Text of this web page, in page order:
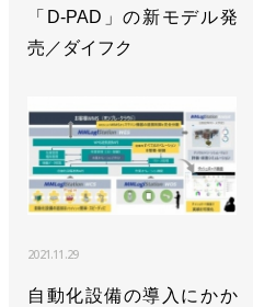
「D-PAD」の新モデル発
売／ダイフク
2021.11.29
自動化設備の導入にかか